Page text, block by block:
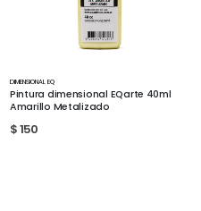
DIMENSIONAL EQ
Pintura dimensional EQarte 40ml
Azul Glitter
$210